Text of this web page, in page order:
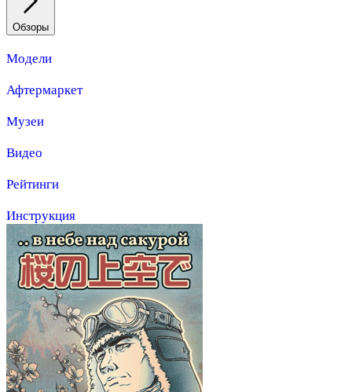
Обзоры
Модели
Афтермаркет
Музеи
Видео
Рейтинги
Инструкция